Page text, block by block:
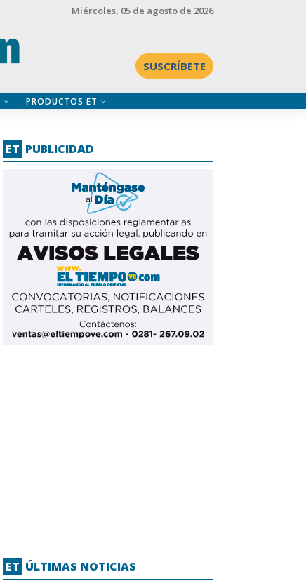
Miércoles, 05 de agosto de 2026
SUSCRÍBETE
PRODUCTOS ET
ET PUBLICIDAD
ET ÚLTIMAS NOTICIAS